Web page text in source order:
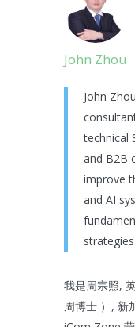
John Zhou
John
technical
and B2B
improve
and AI
strategies.
我是周宗照,
周博士 ）, 新